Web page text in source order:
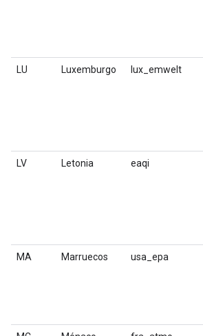
LU Luxemburgo lux_emwelt
LV Letonia eaqi
MA Marruecos usa_epa